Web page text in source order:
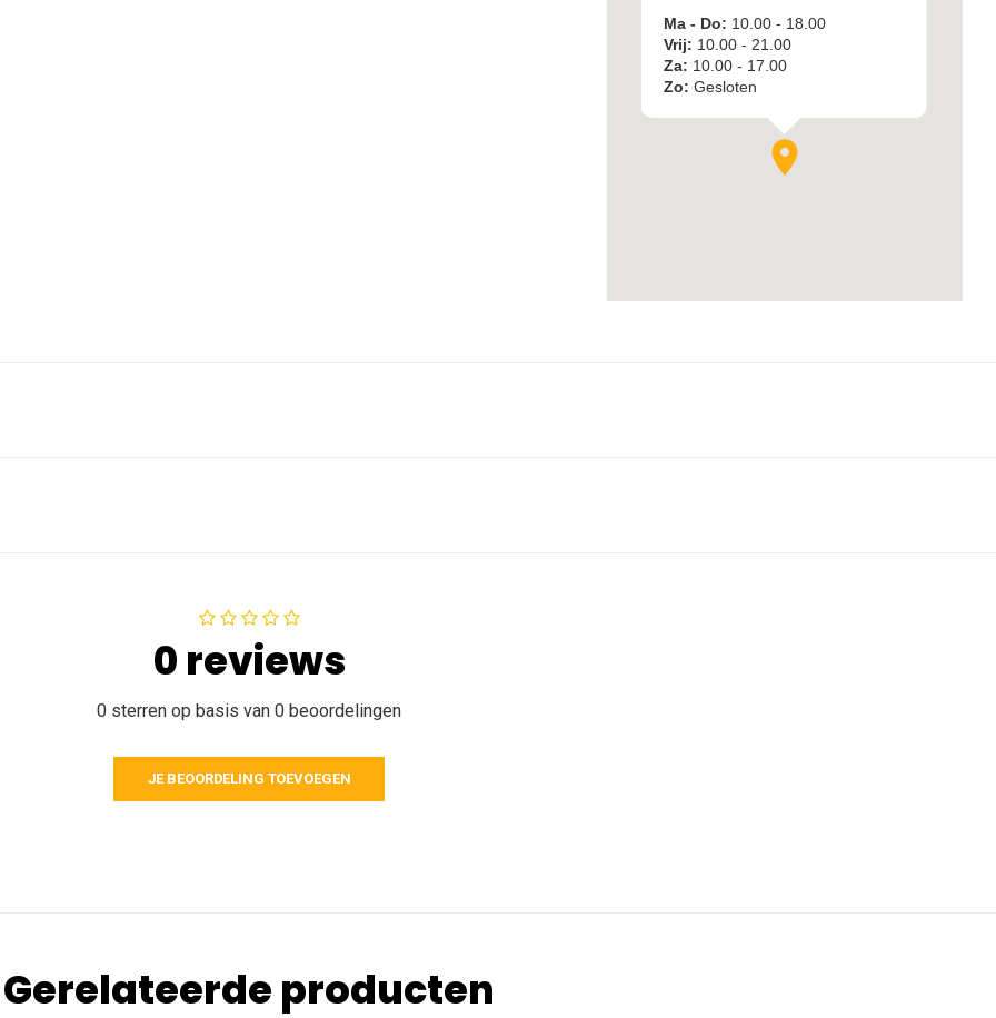
0 reviews
0 sterren op basis van 0 beoordelingen
JE BEOORDELING TOEVOEGEN
Gerelateerde producten